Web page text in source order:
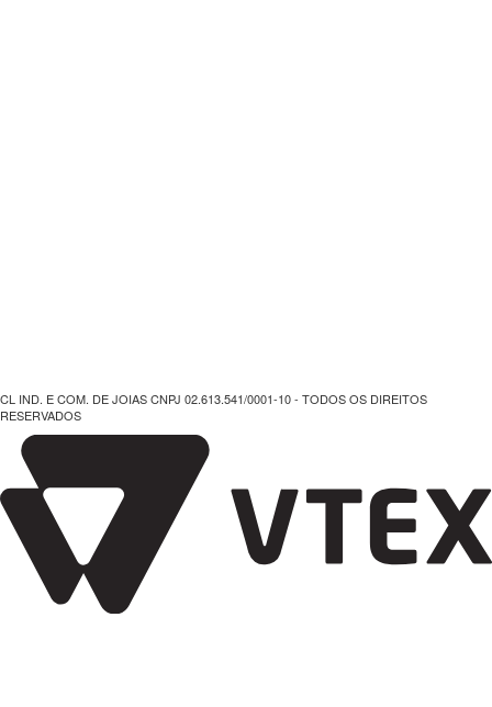
CL IND. E COM. DE JOIAS CNPJ 02.613.541/0001-10 - TODOS OS DIREITOS
RESERVADOS